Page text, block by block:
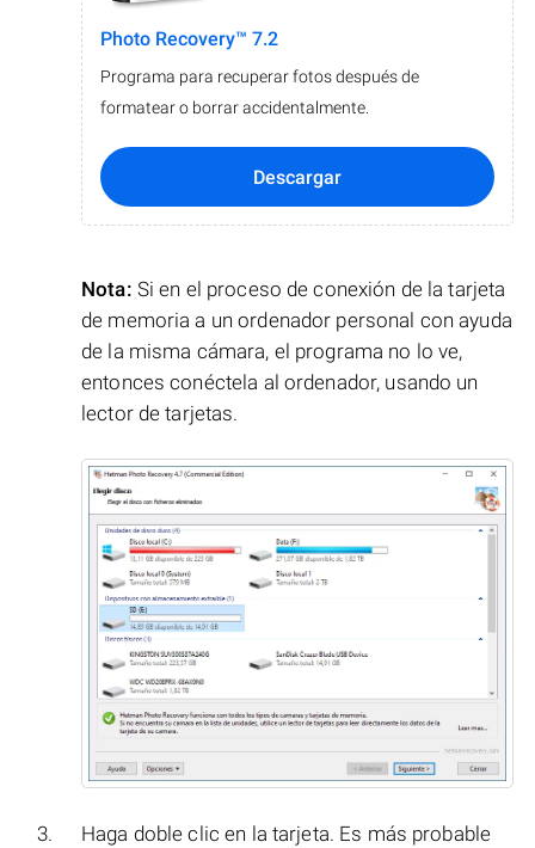
Photo Recovery™ 7.2
Programa para recuperar fotos después de
formatear o borrar accidentalmente.
Descargar
Nota: Si en el proceso de conexión de la tarjeta
de memoria a un ordenador personal con ayuda
de la misma cámara, el programa no lo ve,
entonces conéctela al ordenador, usando un
lector de tarjetas.
Haga doble clic en la tarjeta. Es más probable